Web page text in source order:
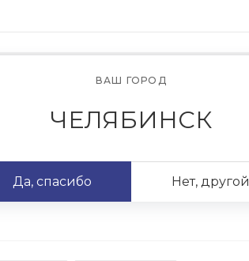
Плиты Сваи Фундаменты
ВАШ ГОРОД
ЧЕЛЯБИНСК
Да, спасибо Нет, другой